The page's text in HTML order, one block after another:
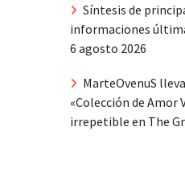
Síntesis de
informaciones
6 agosto 2026
MarteOvenuS
«Colección de Amor
irrepetible en The